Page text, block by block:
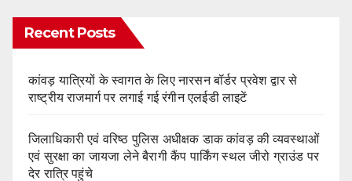
Recent Posts
कांवड़ यात्रियों के स्वागत के लिए नारसन बॉर्डर प्रवेश द्वार से
राष्ट्रीय राजमार्ग पर लगाई गई रंगीन एलईडी लाइटें
जिलाधिकारी एवं वरिष्ठ पुलिस अधीक्षक डाक कांवड़ की व्यवस्थाओं
एवं सुरक्षा का जायजा लेने बैरागी कैंप पार्किंग स्थल जीरो ग्राउंड पर
देर रात्रि पहुंचे